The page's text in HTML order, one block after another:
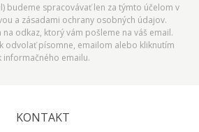
budeme spracovávať len za týmto účelom v
a zásadami ochrany osobných údajov.
odkaz, ktorý vám pošleme na váš email.
odvolať písomne, emailom alebo kliknutím
informačného emailu.
KONTAKT